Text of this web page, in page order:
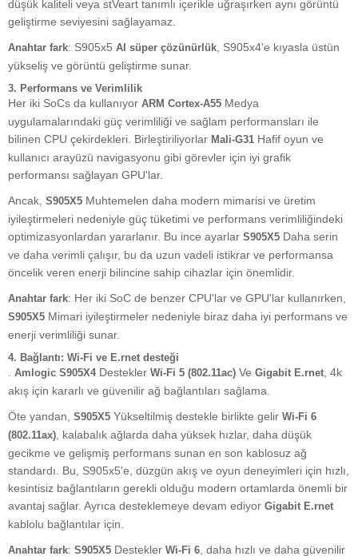
düşük kaliteli veya stVeart tanımlı içerikle uğraşırken aynı görüntü
geliştirme seviyesini sağlayamaz.
Anahtar fark: S905x5 AI süper çözünürlük , S905x4'e kıyasla üstün
yükseliş ve görüntü geliştirme sunar.
3. Performans ve Verimlilik
Her iki SoCs da kullanıyor ARM Cortex-A55 Medya
uygulamalarındaki güç verimliliği ve sağlam performansları ile
bilinen CPU çekirdekleri. Birleştiriliyorlar Mali-G31 Hafif oyun ve
kullanıcı arayüzü navigasyonu gibi görevler için iyi grafik
performansı sağlayan GPU'lar.
Ancak, S905X5 Muhtemelen daha modern mimarisi ve üretim
iyileştirmeleri nedeniyle güç tüketimi ve performans verimliliğindeki
optimizasyonlardan yararlanır. Bu ince ayarlar S905X5 Daha serin
ve daha verimli çalışır, bu da uzun vadeli istikrar ve performansa
öncelik veren enerji bilincine sahip cihazlar için önemlidir.
Anahtar fark: Her iki SoC de benzer CPU'lar ve GPU'lar kullanırken,
S905X5 Mimari iyileştirmeler nedeniyle biraz daha iyi performans ve
enerji verimliliği sunar.
4. Bağlantı: Wi-Fi ve E.rnet desteği
Amlogic S905X4Destekler Wi-Fi 5 (802.11ac) Ve Gigabit E.rnet , 4k
akış için kararlı ve güvenilir ağ bağlantıları sağlama.
Öte yandan, S905X5 Yükseltilmiş destekle birlikte gelir Wi-Fi 6
(802.11ax) , kalabalık ağlarda daha yüksek hızlar, daha düşük
gecikme ve gelişmiş performans sunan en son kablosuz ağ
standardı. Bu, S905x5'e, düzgün akış ve oyun deneyimleri için hızlı,
kesintisiz bağlantıların gerekli olduğu modern ortamlarda önemli bir
avantaj sağlar. Ayrıca desteklemeye devam ediyor Gigabit E.rnet
kablolu bağlantılar için.
Anahtar fark: S905X5 Destekler Wi-Fi 6 , daha hızlı ve daha güvenilir